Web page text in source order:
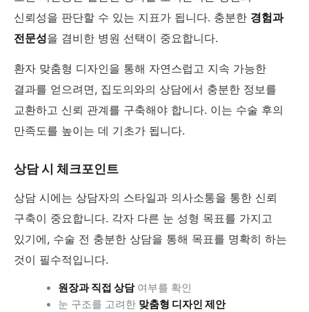
신뢰성을 판단할 수 있는 지표가 됩니다. 충분한 경험과
전문성을 겸비한 병원 선택이 중요합니다.
환자 맞춤형 디자인을 통해 자연스럽고 지속 가능한
결과를 얻으려면, 집도의와의 상담에서 충분한 정보를
교환하고 신뢰 관계를 구축해야 합니다. 이는 수술 후의
만족도를 높이는 데 기초가 됩니다.
상담 시 체크포인트
상담 시에는 상담자의 스타일과 의사소통을 통한 신뢰
구축이 중요합니다. 각자 다른 눈 성형 목표를 가지고
있기에, 수술 전 충분한 상담을 통해 목표를 명확히 하는
것이 필수적입니다.
원장과 직접 상담여부를 확인
눈 구조를 고려한 맞춤형 디자인 제안